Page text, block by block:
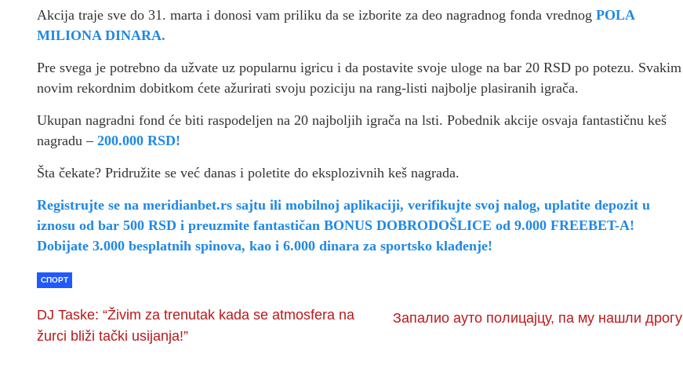
Akcija traje sve do 31. marta i donosi vam priliku da se izborite za deo nagradnog fonda vrednog POLA
MILIONA DINARA.
Pre svega je potrebno da užvate uz popularnu igricu i da postavite svoje uloge na bar 20 RSD po potezu. Svakim
novim rekordnim dobitkom ćete ažurirati svoju poziciju na rang-listi najbolje plasiranih igrača.
Ukupan nagradni fond će biti raspodeljen na 20 najboljih igrača na lsti. Pobednik akcije osvaja fantastičnu keš
nagradu – 200.000 RSD!
Šta čekate? Pridružite se već danas i poletite do eksplozivnih keš nagrada.
Registrujte se na meridianbet.rs sajtu ili mobilnoj aplikaciji, verifikujte svoj nalog, uplatite depozit u
iznosu od bar 500 RSD i preuzmite fantastičan BONUS DOBRODOŠLICE od 9.000 FREEBET-A!
Dobijate 3.000 besplatnih spinova, kao i 6.000 dinara za sportsko klađenje!
СПОРТ
DJ Taske: “Živim za trenutak kada se atmosfera na
žurci bliži tački usijanja!”
Запалио ауто полицајцу, па му нашли дрогу